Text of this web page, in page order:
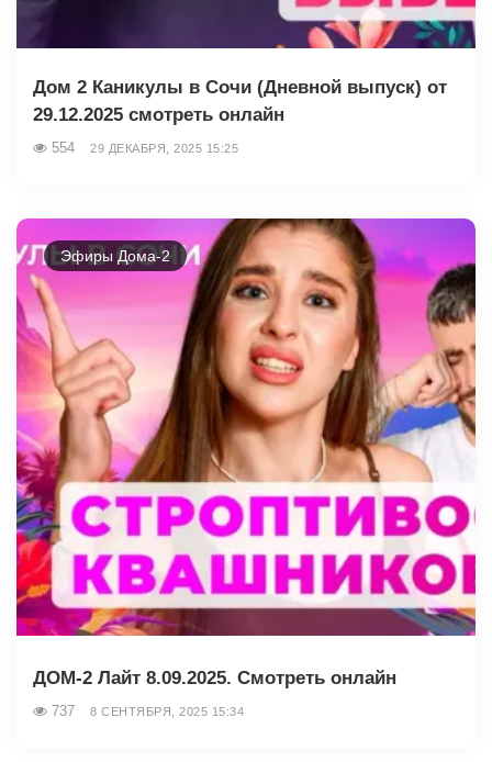
Дом 2 Каникулы в Сочи (Дневной выпуск) от
29.12.2025 смотреть онлайн
554 29 ДЕКАБРЯ, 2025 15:25
Эфиры Дома-2
ДОМ-2 Лайт 8.09.2025. Смотреть онлайн
737 8 СЕНТЯБРЯ, 2025 15:34